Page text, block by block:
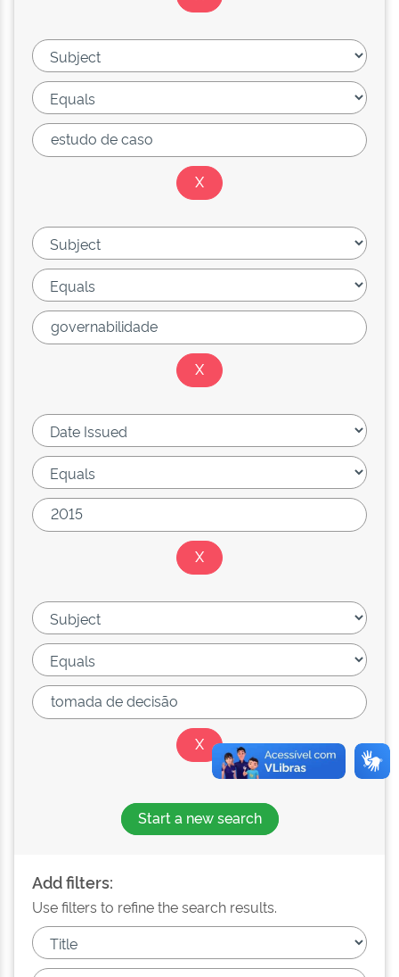
Start a new search
Add filters:
Use filters to refine the search results.